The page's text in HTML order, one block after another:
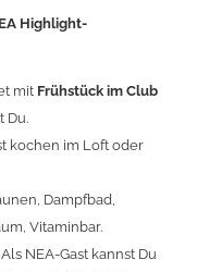
Highlight-
mit Frühstück im Club
Du.
kochen im Loft oder
Dampfbad,
Vitaminbar.
NEA-Gast kannst Du